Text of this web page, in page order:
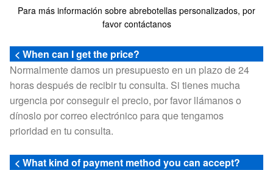
Para más información sobre abrebotellas personalizados, por
favor contáctanos
< When can I get the price?
Normalmente damos un presupuesto en un plazo de 24
horas después de recibir tu consulta. Si tienes mucha
urgencia por conseguir el precio, por favor llámanos o
dínoslo por correo electrónico para que tengamos
prioridad en tu consulta.
< What kind of payment method you can accept?